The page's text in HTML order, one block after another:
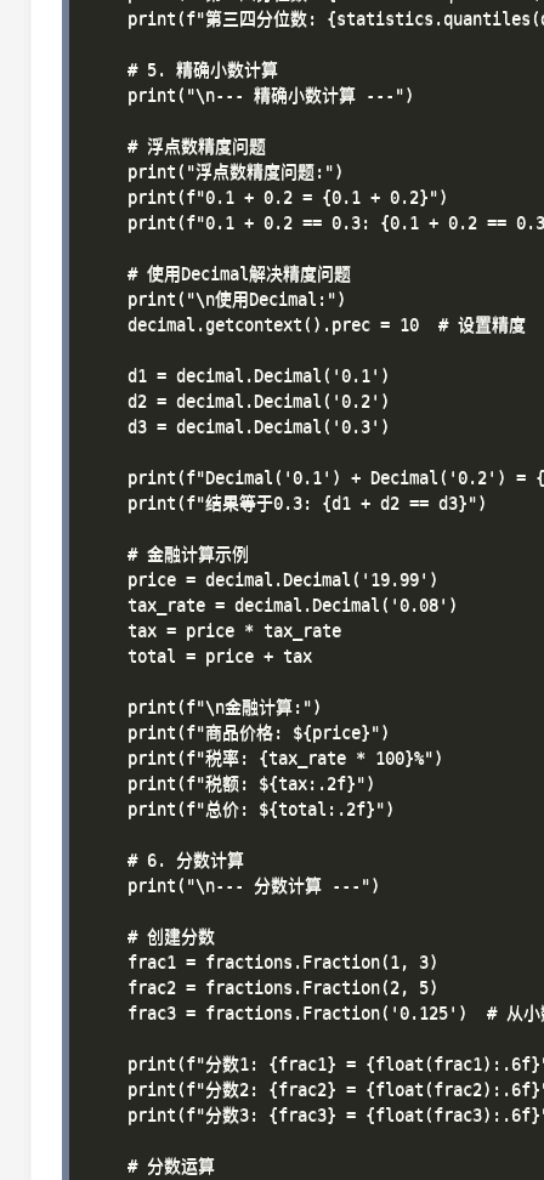
print(f"第三四分位数:
    # 5. 精确小数计算
    print("\n--- 精确小数计算 ---")
    # 浮点数精度问题
    print("浮点数精度问题:")
    print(f"0.1 + 0.2 = {0.1 + 0.2}")
print(f"0.1 + 0.2 == 0.3: {0.1 + 0.2 ==
    # 使用Decimal解决精度问题
    print("\n使用Decimal:")
    decimal.getcontext().prec = 10  # 设置精度
    d1 = decimal.Decimal('0.1')
    d2 = decimal.Decimal('0.2')
    d3 = decimal.Decimal('0.3')
print(f"Decimal('0.1') + Decimal('0.2') =
    print(f"结果等于0.3: {d1 + d2 == d3}")
    # 金融计算示例
    price = decimal.Decimal('19.99')
    tax_rate = decimal.Decimal('0.08')
    tax = price * tax_rate
    total = price + tax
    print(f"\n金融计算:")
    print(f"商品价格: ${price}")
    print(f"税率: {tax_rate * 100}%")
    print(f"税额: ${tax:.2f}")
    print(f"总价: ${total:.2f}")
    # 6. 分数计算
    print("\n--- 分数计算 ---")
    # 创建分数
    frac1 = fractions.Fraction(1, 3)
    frac2 = fractions.Fraction(2, 5)
frac3 = fractions.Fraction('0.125')  # 从小
print(f"分数1: {frac1} =
print(f"分数2: {frac2} =
print(f"分数3: {frac3} =
    # 分数运算